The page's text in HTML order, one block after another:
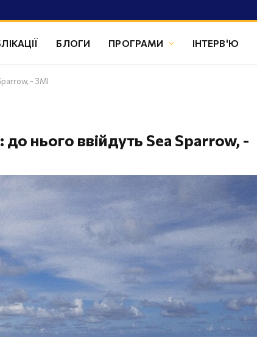
БЛОГИ ПРОГРАМИ ІНТЕРВ'Ю
- ЗМІ
нього ввійдуть Sea Sparrow, -